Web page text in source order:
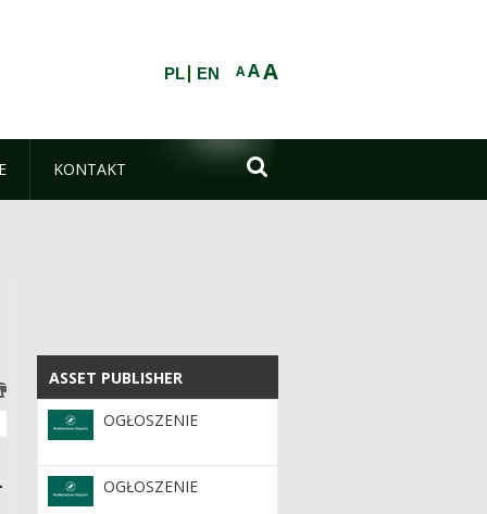
AAA
PL EN
KONTAKT 
ASSET PUBLISHER
ASSET PUBLISHER
OGŁOSZENIE
OGŁOSZENIE